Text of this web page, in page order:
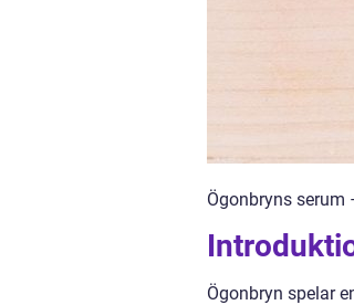
Ögonbryns
Ögonbryn spelar